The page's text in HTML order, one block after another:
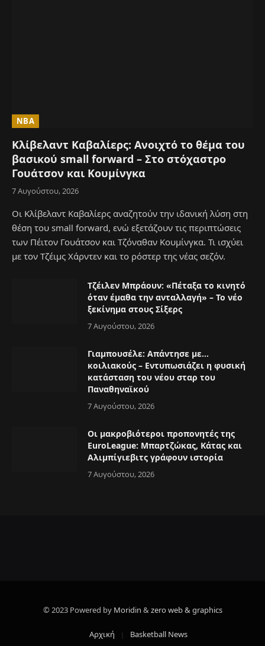
NBA
Κλίβελαντ Καβαλίερς: Ανοιχτό το θέμα του
βασικού small forward – Στο στόχαστρο
Γουάτσον και Κουμίνγκα
7 Αυγούστου, 2026
Οι Κλίβελαντ Καβαλίερς αναζητούν την ιδανική λύση στη
θέση του small forward, ενώ εξετάζουν τις περιπτώσεις
των Πέιτον Γουάτσον και Τζόναθαν Κουμίνγκα. Τι ισχύει
με τον Τζέιμς Χάρντεν και το ρόστερ της νέας σεζόν.
Τζέιλεν Μπράουν: «Πέταξα το κινητό
όταν έμαθα την ανταλλαγή» – Το νέο
ξεκίνημα στους Σίξερς
7 Αυγούστου, 2026
Γιαμπουσέλε: Απάντησε με…
κοιλιακούς – Εντυπωσιάζει η φυσική
κατάσταση του νέου σταρ του
Παναθηναϊκού
7 Αυγούστου, 2026
Οι μακροβιότεροι προπονητές της
EuroLeague: Μπαρτζώκας, Κάτας και
Αλιμπίγιεβιτς γράφουν ιστορία
7 Αυγούστου, 2026
© 2023 Powered by Moridin & zero web & graphics
Αρχική
Basketball News